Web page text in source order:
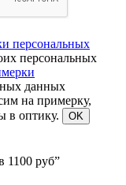
персональных
персональных
данных
на примерку,
в оптику.
OK
1100 руб”